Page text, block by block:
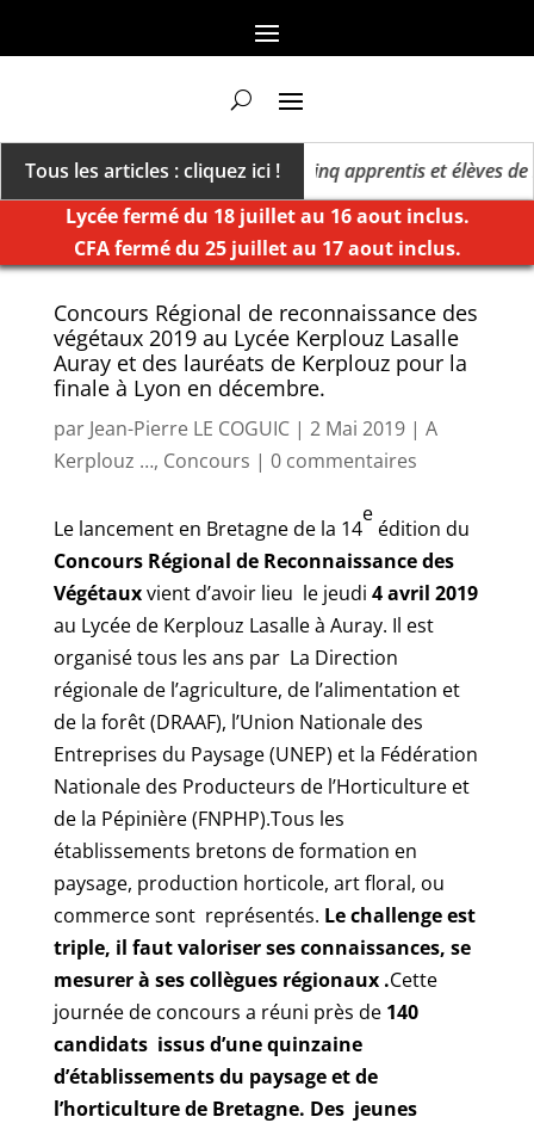
Tous les articles : cliquez ici !
millésime des extrêmes »
Cinq apprentis et élèves de
Lycée fermé du 18 juillet au 16 aout inclus.
CFA fermé du 25 juillet au 17 aout inclus.
Concours Régional de reconnaissance des
végétaux 2019 au Lycée Kerplouz Lasalle
Auray et des lauréats de Kerplouz pour la
finale à Lyon en décembre.
par Jean-Pierre LE COGUIC| 2 Mai 2019| A
Kerplouz …, Concours | 0 commentaires
Le lancement en Bretagne de la 14
e
édition du
Concours Régional de Reconnaissance des
Végétauxvient d’avoir lieu le jeudi 4 avril 2019
au Lycée de Kerplouz Lasalle à Auray. Il est
organisé tous les ans par La Direction
régionale de l’agriculture, de l’alimentation et
de la forêt (DRAAF), l’Union Nationale des
Entreprises du Paysage (UNEP) et la Fédération
Nationale des Producteurs de l’Horticulture et
de la Pépinière (FNPHP).Tous les
établissements bretons de formation en
paysage, production horticole, art floral, ou
commerce sont représentés. Le challenge est
triple, il faut valoriser ses connaissances, se
mesurer à ses collègues régionaux .Cette
journée de concours a réuni près de 140
candidats issus d’une quinzaine
d’établissements du paysage et de
l’horticulture de Bretagne. Des jeunes